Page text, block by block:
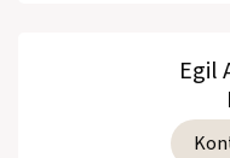
Egil